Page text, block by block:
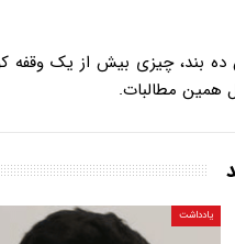
چیزی بیش از یک وقفه
همین مطالبات.
یادداشت